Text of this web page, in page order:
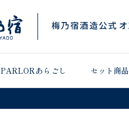
PARLORあらごし セット商品